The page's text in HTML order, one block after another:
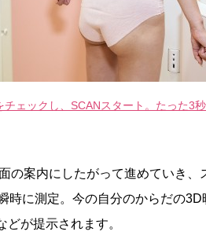
ェックし、SCANスタート。たった3秒
の案内にしたがって進めていき、
時に測定。今の自分のからだの
どが提示されます。